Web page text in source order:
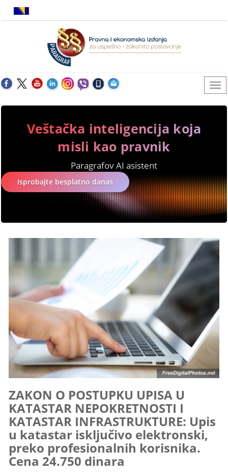
Veštačka inteligencija koja
misli kao pravnik
Paragrafov AI asistent
Isprobajte besplatno danas
ZAKON O POSTUPKU UPISA U
KATASTAR NEPOKRETNOSTI I
KATASTAR INFRASTRUKTURE: Upis
u katastar isključivo elektronski,
preko profesionalnih korisnika.
Cena 24.750 dinara